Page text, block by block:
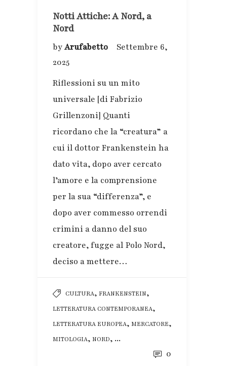
Notti Attiche: A Nord, a
Nord
byArufabetto
Settembre 6,
2025
Riflessioni su un mito
universale [di Fabrizio
Grillenzoni] Quanti
ricordano che la “creatura” a
cui il dottor Frankenstein ha
dato vita, dopo aver cercato
l’amore e la comprensione
per la sua “differenza”, e
dopo aver commesso orrendi
crimini a danno del suo
creatore, fugge al Polo Nord,
deciso a mettere…
CULTURA, FRANKENSTEIN,
LETTERATURA CONTEMPORANEA,
LETTERATURA EUROPEA, MERCATORE,
MITOLOGIA, NORD, ...
0